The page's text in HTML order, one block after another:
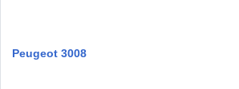
Peugeot 3008